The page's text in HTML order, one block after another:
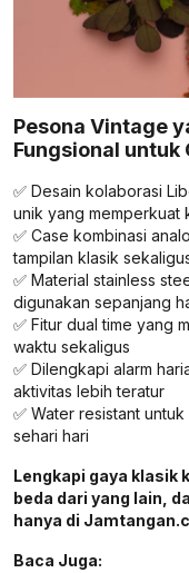
Pesona Vintage
Fungsional untuk
✅ Desain kolaborasi
unik yang memperkuat
✅ Case kombinasi
tampilan klasik
✅ Material stainless
digunakan sepanjang
✅ Fitur dual time yang
waktu sekaligus
✅ Dilengkapi alarm
aktivitas lebih teratur
✅ Water resistant
sehari hari
Lengkapi gaya klasik
beda dari yang lain,
hanya di
Baca Juga: